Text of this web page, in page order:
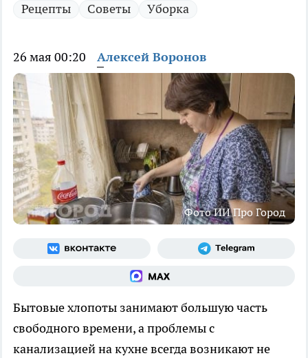
Рецепты
Советы Уборка
26 мая 00:20 Алексей Воронов
Фото ИИ Про Город
Бытовые хлопоты занимают большую часть
свободного времени, а проблемы с
канализацией на кухне всегда возникают не